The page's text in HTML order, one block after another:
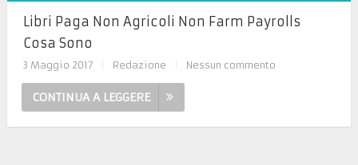
Libri Paga Non Agricoli Non Farm Payrolls
Cosa Sono
3 Maggio 2017 Redazione Nessun commento
CONTINUA A LEGGERE